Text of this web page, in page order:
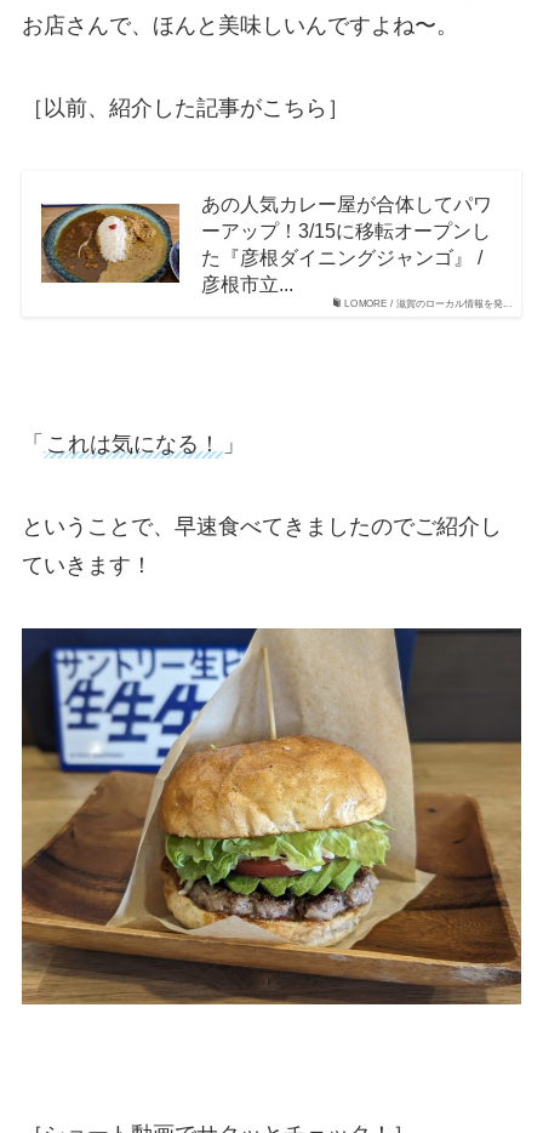
お店さんで、ほんと美味しいんですよね〜。
［以前、紹介した記事がこちら］
LOMORE / 滋賀のローカル情報を発...
あの人気カレー屋が合体してパワ
ーアップ！3/15に移転オープンし
た『彦根ダイニングジャンゴ』 /
彦根市立...
「 これは気になる！ 」
ということで、早速食べてきましたのでご紹介し
ていきます！